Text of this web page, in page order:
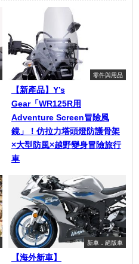
零件與用品
【新產品】Y’s
Gear「WR125R用
Adventure Screen冒險風
鏡」！仿拉力塔頭燈防護骨架
×大型防風×越野變身冒險旅行
車
新車．絕版車
【海外新車】